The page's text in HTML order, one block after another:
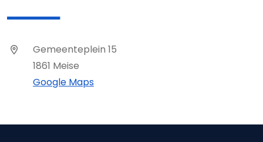
Gemeenteplein 15
1861 Meise
Google Maps